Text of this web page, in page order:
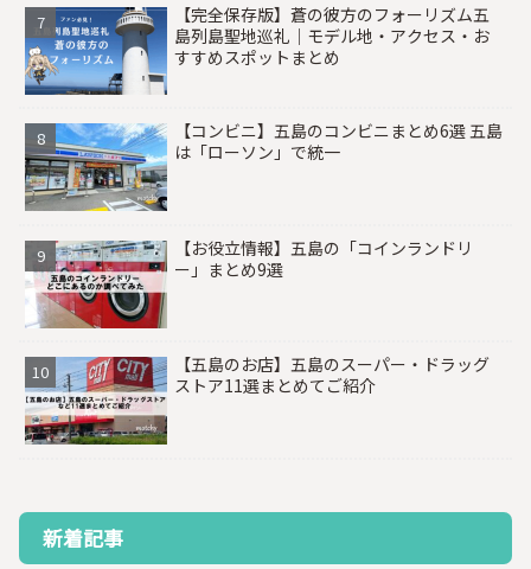
【完全保存版】蒼の彼方のフォーリズム五
島列島聖地巡礼｜モデル地・アクセス・お
すすめスポットまとめ
【コンビニ】五島のコンビニまとめ6選 五島
は「ローソン」で統一
【お役立情報】五島の「コインランドリ
ー」まとめ9選
【五島のお店】五島のスーパー・ドラッグ
ストア11選まとめてご紹介
新着記事